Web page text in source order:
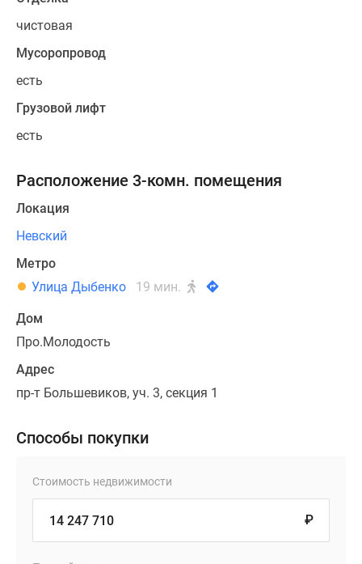
чистовая
Мусоропровод
есть
Грузовой лифт
есть
Расположение 3-комн. помещения
Локация
Невский
Метро
Улица Дыбенко
19 мин.
Дом
Про.Молодость
Адрес
пр-т Большевиков, уч. 3, секция 1
Способы покупки
Стоимость недвижимости
₽